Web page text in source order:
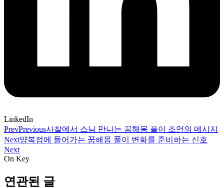
LinkedIn
PrevPrevious사찰에서 스님 만나는 꿈해몽 풀이 조언의 메시지
Next양복점에 들어가는 꿈해몽 풀이 변화를 준비하는 신호
Next
On Key
연관된 글